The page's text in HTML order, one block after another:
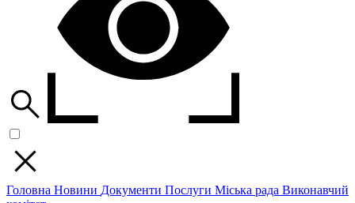
Головна Новини Документи Послуги Міська рада Виконавчий